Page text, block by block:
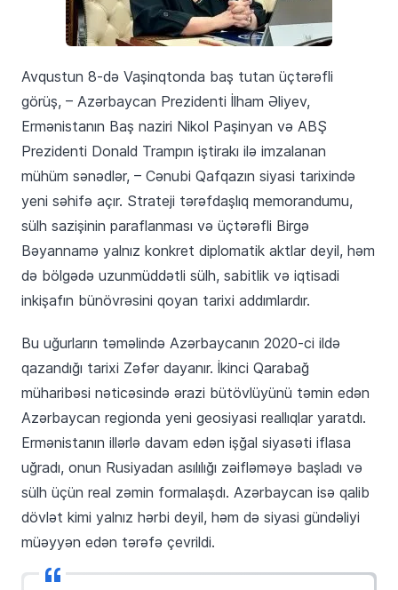
Avqustun 8-də Vaşinqtonda baş tutan üçtərəfli
görüş, – Azərbaycan Prezidenti İlham Əliyev,
Ermənistanın Baş naziri Nikol Paşinyan və ABŞ
Prezidenti Donald Trampın iştirakı ilə imzalanan
mühüm sənədlər, – Cənubi Qafqazın siyasi tarixində
yeni səhifə açır. Strateji tərəfdaşlıq memorandumu,
sülh sazişinin paraflanması və üçtərəfli Birgə
Bəyannamə yalnız konkret diplomatik aktlar deyil, həm
də bölgədə uzunmüddətli sülh, sabitlik və iqtisadi
inkişafın bünövrəsini qoyan tarixi addımlardır.
Bu uğurların təməlində Azərbaycanın 2020-ci ildə
qazandığı tarixi Zəfər dayanır. İkinci Qarabağ
müharibəsi nəticəsində ərazi bütövlüyünü təmin edən
Azərbaycan regionda yeni geosiyasi reallıqlar yaratdı.
Ermənistanın illərlə davam edən işğal siyasəti iflasa
uğradı, onun Rusiyadan asılılığı zəifləməyə başladı və
sülh üçün real zəmin formalaşdı. Azərbaycan isə qalib
dövlət kimi yalnız hərbi deyil, həm də siyasi gündəliyi
müəyyən edən tərəfə çevrildi.